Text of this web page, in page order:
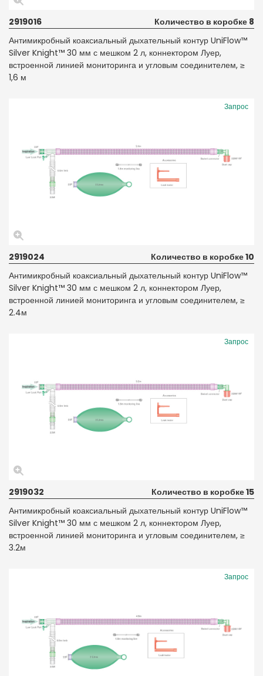
2919016
Количество в коробке 8
Антимикробный коаксиальный дыхательный контур UniFlow™
Silver Knight™ 30 мм с мешком 2 л, коннектором Луер,
встроенной линией мониторинга и угловым соединителем, ≥
1,6 м
Запрос
2919024
Количество в коробке 10
Антимикробный коаксиальный дыхательный контур UniFlow™
Silver Knight™ 30 мм с мешком 2 л, коннектором Луер,
встроенной линией мониторинга и угловым соединителем, ≥
2.4м
Запрос
2919032
Количество в коробке 15
Антимикробный коаксиальный дыхательный контур UniFlow™
Silver Knight™ 30 мм с мешком 2 л, коннектором Луер,
встроенной линией мониторинга и угловым соединителем, ≥
3.2м
Запрос